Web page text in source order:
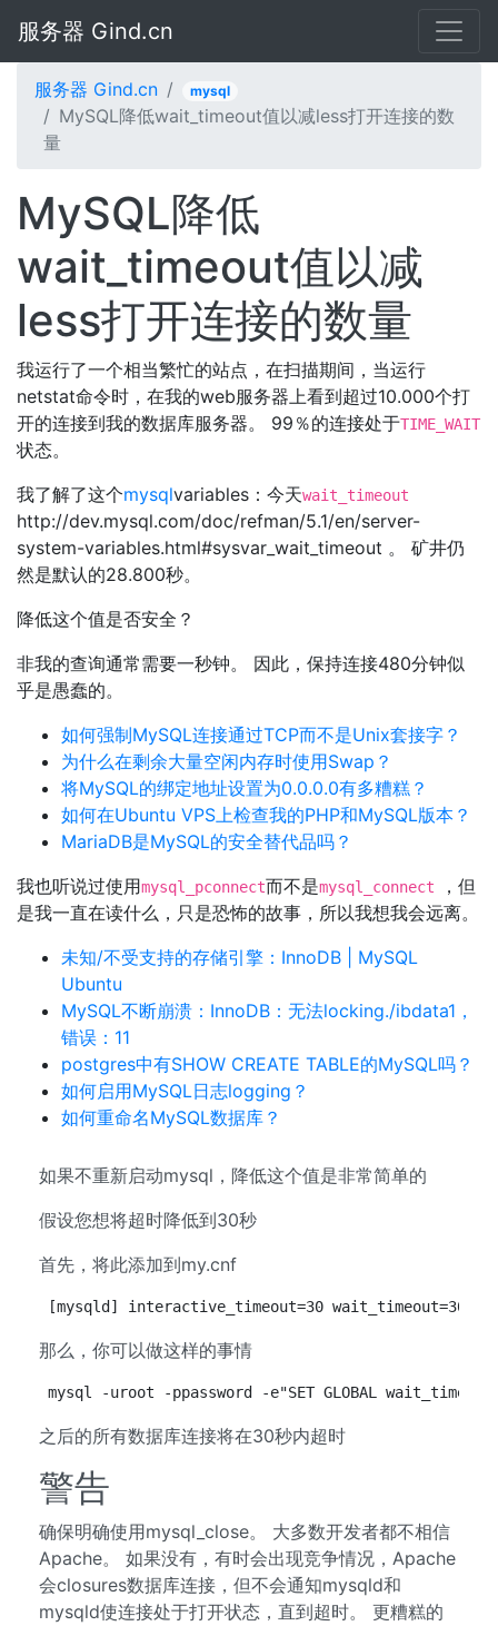
服务器 Gind.cn
服务器 Gind.cn mysql
MySQL降低wait_timeout值以减less打开连接的数
量
MySQL降低
wait_timeout值以减
less打开连接的数量
我运行了一个相当繁忙的站点，在扫描期间，当运行
netstat命令时，在我的web服务器上看到超过10.000个打
开的连接到我的数据库服务器。 99％的连接处于TIME_WAIT
状态。
我了解了这个mysqlvariables：今天wait_timeout
http://dev.mysql.com/doc/refman/5.1/en/server-
system-variables.html#sysvar_wait_timeout 。 矿井仍
然是默认的28.800秒。
降低这个值是否安全？
非我的查询通常需要一秒钟。 因此，保持连接480分钟似
乎是愚蠢的。
如何强制MySQL连接通过TCP而不是Unix套接字？
为什么在剩余大量空闲内存时使用Swap？
将MySQL的绑定地址设置为0.0.0.0有多糟糕？
如何在Ubuntu VPS上检查我的PHP和MySQL版本？
MariaDB是MySQL的安全替代品吗？
我也听说过使用mysql_pconnect而不是mysql_connect
，但
是我一直在读什么，只是恐怖的故事，所以我想我会远离。
未知/不受支持的存储引擎：InnoDB | MySQL
Ubuntu
MySQL不断崩溃：InnoDB：无法locking./ibdata1，
错误：11
postgres中有SHOW CREATE TABLE的MySQL吗？
如何启用MySQL日志logging？
如何重命名MySQL数据库？
如果不重新启动mysql，降低这个值是非常简单的
假设您想将超时降低到30秒
首先，将此添加到my.cnf
[mysqld] interactive_timeout=30 wait_timeout=30
那么，你可以做这样的事情
mysql -uroot -ppassword -e"SET GLOBAL
之后的所有数据库连接将在30秒内超时
警告
确保明确使用mysql_close。 大多数开发者都不相信
Apache。 如果没有，有时会出现竞争情况，Apache
会closures数据库连接，但不会通知mysqld和
mysqld使连接处于打开状态，直到超时。 更糟糕的